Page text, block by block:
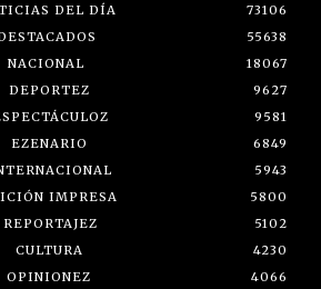
DEL DÍA
73106
55638
NACIONAL
18067
DEPORTEZ
9627
9581
EZENARIO
6849
5943
IMPRESA
5800
REPORTAJEZ
5102
CULTURA
4230
OPINIONEZ
4066